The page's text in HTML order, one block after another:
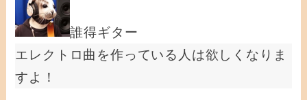
誰得ギター
エレクトロ曲を作っている人は欲しくなりま
すよ！